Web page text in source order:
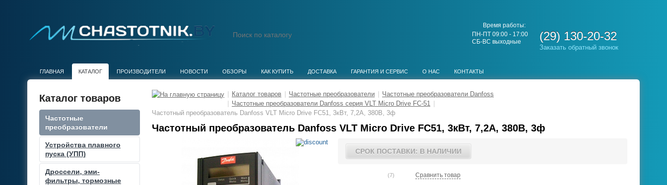
Время работы:
ПН-ПТ 09:00 - 17:00
СБ-ВС выходные
(29) 130-20-32
Заказать обратный звонок
ГЛАВНАЯ КАТАЛОГ ПРОИЗВОДИТЕЛИ НОВОСТИ ОБЗОРЫ КАК КУПИТЬ ДОСТАВКА ГАРАНТИЯ И СЕРВИС О НАС КОНТАКТЫ
Каталог товаров
Частотные
преобразователи
Устройства плавного
пуска (УПП)
Дроссели, эми-
фильтры, тормозные
Каталог товаров Частотные преобразователи
Частотные преобразователи Danfoss
Частотные преобразователи Danfoss серия VLT Micro Drive FC-51
Частотный преобразователь Danfoss VLT Micro Drive FC51, 3кВт, 7,2А, 380В, 3ф
Частотный преобразователь Danfoss VLT Micro Drive FC51, 3кВт, 7,2А, 380В, 3ф
СРОК ПОСТАВКИ: В НАЛИЧИИ
(7) Сравнить товар